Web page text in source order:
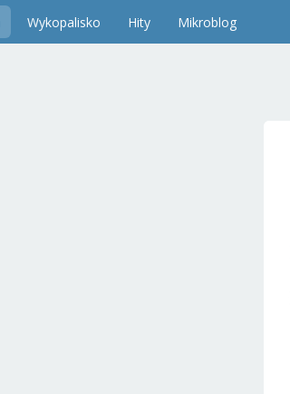
Wykopalisko Hity Mikroblog